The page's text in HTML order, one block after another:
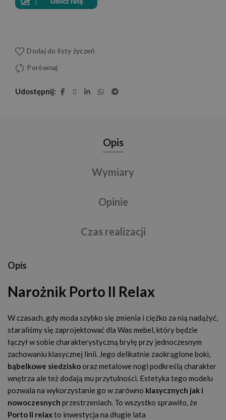
Dodaj do listy życzeń
Porównaj
Udostępnij
Opis
Wymiary
Opinie
Czas realizacji
Opis
Narożnik Porto II Relax
W czasach, gdy moda szybko się zmienia i ciężko za nią nadążyć,
staraliśmy się zaprojektować dla Was mebel, który będzie
łączył w sobie charakterystyczną bryłę przy jednoczesnym
zachowaniu klasycznej linii. Jego delikatnie zaokrąglone boki,
bąbelkowe siedziskooraz metalowe nogi podkreślą charakter
wnętrza ale też dodają mu przytulności. Estetyka tego modelu
pozwala na wykorzystanie go w zarówno klasycznych jak i
nowoczesnych przestrzeniach. To wszystko sprawiło, że
Porto II relaxto inwestycja na długie lata